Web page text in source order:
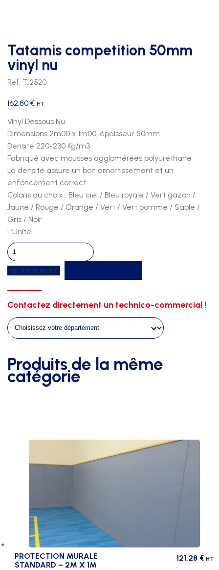
Tatamis competition 50mm
vinyl nu
Ref. TJ2520
162,80 € HT
Vinyl Dessous Nu
Dimensions 2m00 x 1m00, épaisseur 50mm
Densité 220-230 Kg/m3
Fabriqué avec mousses agglomérées polyuréthane
La densité assure un bon amortissement et un
enfoncement correct
Coloris au choix : Bleu ciel / Bleu royale / Vert gazon /
Jaune / Rouge / Orange / Vert / Vert pomme / Sable /
Gris / Noir
L’Unité
quantité
de
Tatamis
vinyl
nu
Ajouter au panier
Contactez directement un technico-commercial !
Produits de la même
catégorie
PROTECTION MURALE
STANDARD – 2M X 1M
121,28 € HT